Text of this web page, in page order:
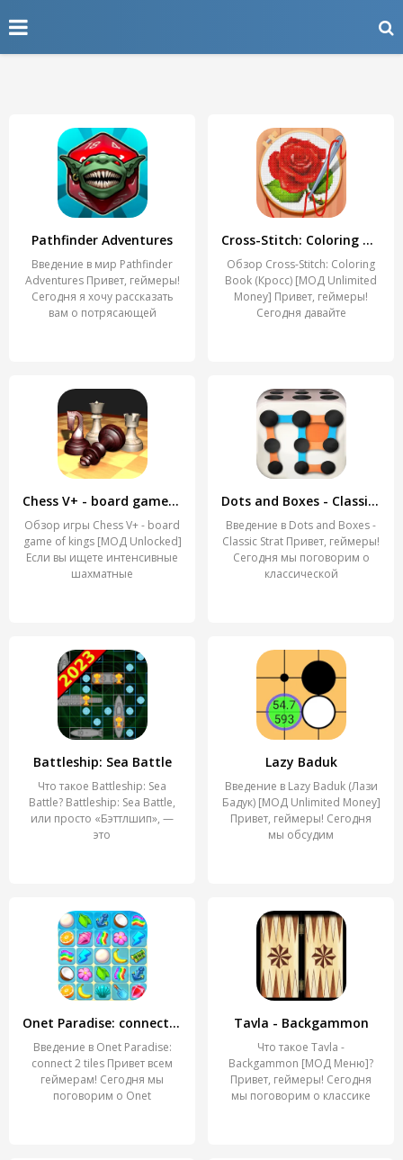
Pathfinder Adventures
Введение в мир Pathfinder
Adventures Привет, геймеры!
Сегодня я хочу рассказать
вам о потрясающей
Cross-Stitch: Coloring Book
Обзор Cross-Stitch: Coloring
Book (Кросс) [МОД Unlimited
Money] Привет, геймеры!
Сегодня давайте
Chess V+ - board game of kings
Обзор игры Chess V+ - board
game of kings [МОД Unlocked]
Если вы ищете интенсивные
шахматные
Dots and Boxes - Classic Strat
Введение в Dots and Boxes -
Classic Strat Привет, геймеры!
Сегодня мы поговорим о
классической
Battleship: Sea Battle
Что такое Battleship: Sea
Battle? Battleship: Sea Battle,
или просто «Бэттлшип», —
это
Lazy Baduk
Введение в Lazy Baduk (Лази
Бадук) [МОД Unlimited Money]
Привет, геймеры! Сегодня
мы обсудим
Onet Paradise: connect 2 tiles
Введение в Onet Paradise:
connect 2 tiles Привет всем
геймерам! Сегодня мы
поговорим о Onet
Tavla - Backgammon
Что такое Tavla -
Backgammon [МОД Меню]?
Привет, геймеры! Сегодня
мы поговорим о классике